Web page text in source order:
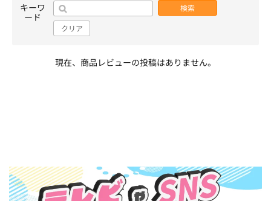
キーワ
ード
検索
クリア
現在、商品レビューの投稿はありません。